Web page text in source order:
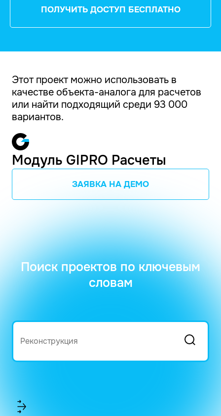
ПОЛУЧИТЬ ДОСТУП БЕСПЛАТНО
Этот проект можно использовать в
качестве объекта-аналога для расчетов
или найти подходящий среди 93 000
вариантов.
Модуль GIPRO Расчеты
ЗАЯВКА НА ДЕМО
Поиск проектов по ключевым
словам